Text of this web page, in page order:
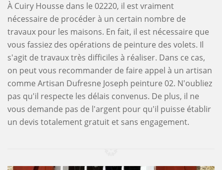
À Cuiry Housse dans le 02220, il est vraiment
nécessaire de procéder à un certain nombre de
travaux pour les maisons. En fait, il est nécessaire que
vous fassiez des opérations de peinture des volets. Il
s'agit de travaux très difficiles à réaliser. Dans ce cas,
on peut vous recommander de faire appel à un artisan
comme Artisan Dufresne Joseph peinture 02. N'oubliez
pas qu'il respecte les délais convenus. De plus, il ne
vous demande pas de l'argent pour qu'il puisse établir
un devis totalement gratuit et sans engagement.